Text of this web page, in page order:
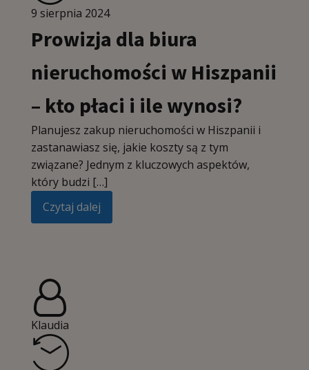
9 sierpnia 2024
Prowizja dla biura
nieruchomości w Hiszpanii
– kto płaci i ile wynosi?
Planujesz zakup nieruchomości w Hiszpanii i
zastanawiasz się, jakie koszty są z tym
związane? Jednym z kluczowych aspektów,
który budzi […]
Czytaj dalej
Klaudia